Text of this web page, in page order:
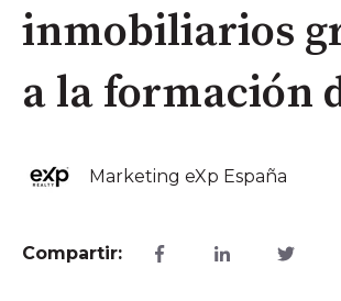
inmobiliarios
a la formación
Marketing eXp España
Compartir: